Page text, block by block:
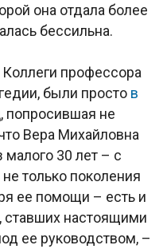
она отдала более
бессильна.
Коллеги профессора
были просто в
попросившая не
Вера Михайловна
30 лет – с
только поколения
ее помощи – есть и
ставших настоящими
ее руководством, –